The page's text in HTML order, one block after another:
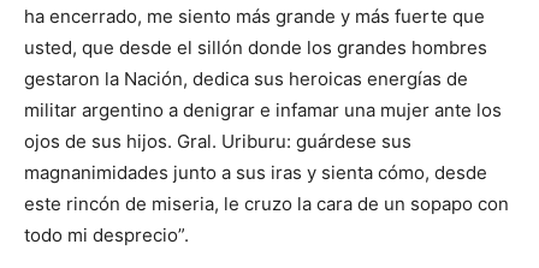
ha encerrado, me siento más grande y más fuerte que
usted, que desde el sillón donde los grandes hombres
gestaron la Nación, dedica sus heroicas energías de
militar argentino a denigrar e infamar una mujer ante los
ojos de sus hijos. Gral. Uriburu: guárdese sus
magnanimidades junto a sus iras y sienta cómo, desde
este rincón de miseria, le cruzo la cara de un sopapo con
todo mi desprecio”.